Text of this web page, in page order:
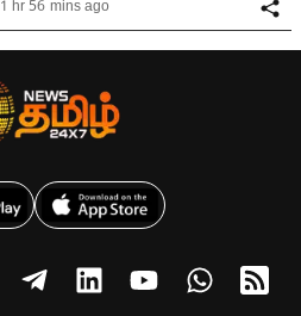
1 hr 56 mins ago